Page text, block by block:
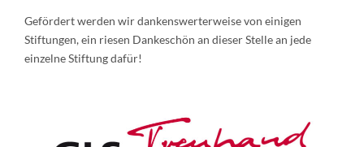
Gefördert werden wir dankenswerterweise von einigen
Stiftungen, ein riesen Dankeschön an dieser Stelle an jede
einzelne Stiftung dafür!